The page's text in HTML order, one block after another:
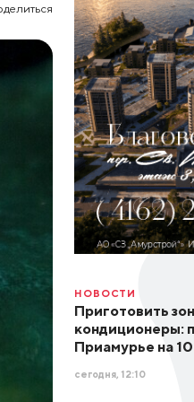
НОВОСТИ
Приготовить
кондиционеры:
Приамурье на 10
сегодня, 12:10